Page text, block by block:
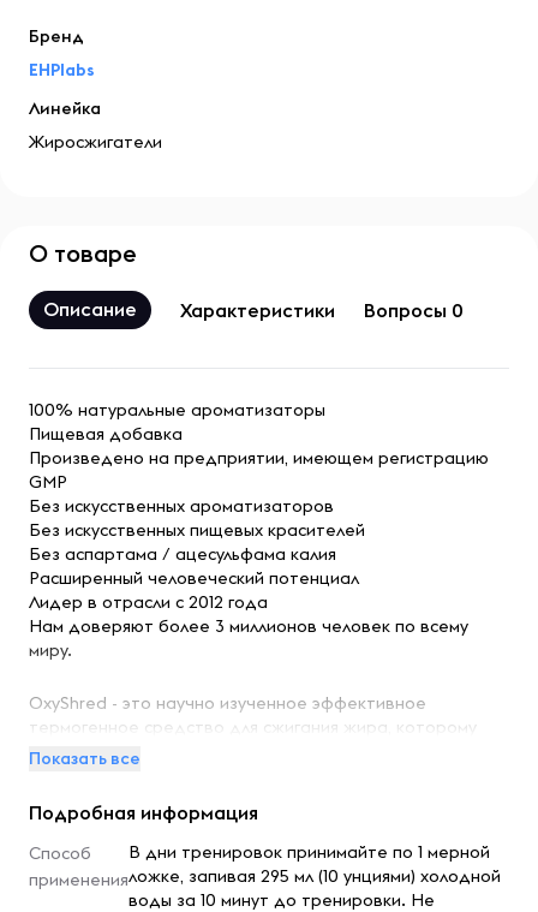
Бренд
EHPlabs
Линейка
Жиросжигатели
О товаре
Описание Характеристики Вопросы 0
100% натуральные ароматизаторы
Пищевая добавка
Произведено на предприятии, имеющем регистрацию
GMP
Без искусственных ароматизаторов
Без искусственных пищевых красителей
Без аспартама / ацесульфама калия
Расширенный человеческий потенциал
Лидер в отрасли с 2012 года
Нам доверяют более 3 миллионов человек по всему
миру.
OxyShred - это научно изученное эффективное
термогенное средство для сжигания жира, которому
доверяют миллионы людей во всем мире. Он будет
частоту сердечных сокращений и артериальное
давление.
OxyShred ускорит ваш метаболизм, способствуя
Показать все
Подробная информация
Способ
применения
В дни тренировок принимайте по 1 мерной
ложке, запивая 295 мл (10 унциями) холодной
воды за 10 минут до тренировки. Не